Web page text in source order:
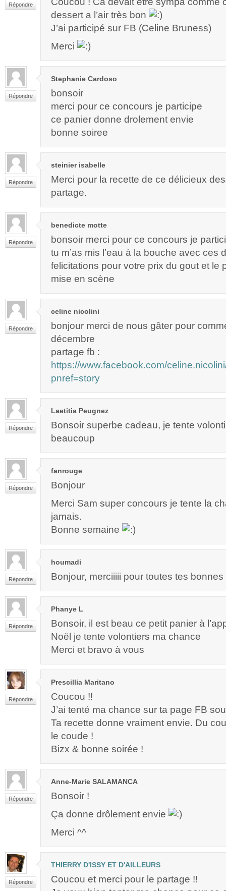
Répondre
dessert a l’air très bon
J’ai participé sur FB (Celine Bruness)
Merci
Répondre
Stephanie Cardoso
bonsoir
merci pour ce concours je participe
ce panier donne drolement envie
bonne soiree
Répondre
steinier isabelle
Merci pour la recette de ce délicieux
partage.
Répondre
benedicte motte
bonsoir merci pour ce concours je
tu m’as mis l’eau à la bouche avec ces
felicitations pour votre prix du gout et le
mise en scène
Répondre
celine nicolini
bonjour merci de nous gâter pour
décembre
partage fb :
https://www.facebook.com/
pnref=story
Répondre
Laetitia Peugnez
Bonsoir superbe cadeau, je tente
beaucoup
Répondre
fanrouge
Bonjour
Merci Sam super concours je tente la
jamais.
Bonne semaine
Répondre
houmadi
Bonjour, merciiiii pour toutes tes
Répondre
Phanye L
Bonsoir, il est beau ce petit panier à
Noël je tente volontiers ma chance
Merci et bravo à vous
Répondre
Prescillia Maritano
Coucou !!
J’ai tenté ma chance sur ta page FB
Ta recette donne vraiment envie. Du
le coude !
Bizx & bonne soirée !
Répondre
Anne-Marie SALAMANCA
Bonsoir !
Ça donne drôlement envie
Merci ^^
Répondre
THIERRY D'ISSY ET D'AILLEURS
Coucou et merci pour le partage !!